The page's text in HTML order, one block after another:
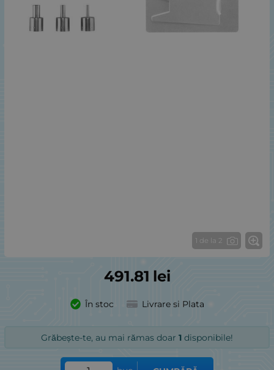
1 de la 2
491.81 lei
În stoc Livrare si Plata
Grăbește-te, au mai rămas doar 1 disponibile!